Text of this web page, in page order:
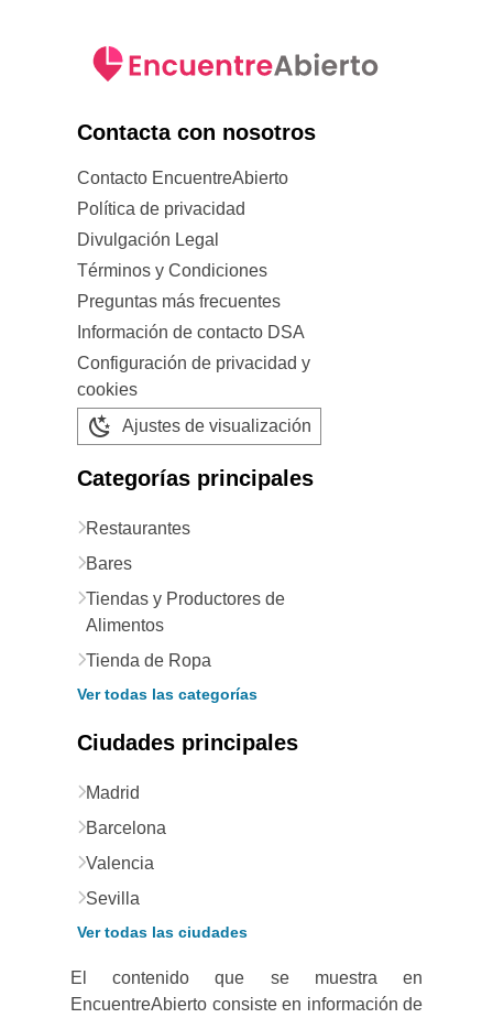
Contacta con nosotros
Contacto EncuentreAbierto
Política de privacidad
Divulgación Legal
Términos y Condiciones
Preguntas más frecuentes
Información de contacto DSA
Configuración de privacidad y
cookies
Ajustes de visualización
Categorías principales
Restaurantes
Bares
Tiendas y Productores de
Alimentos
Tienda de Ropa
Ver todas las categorías
Ciudades principales
Madrid
Barcelona
Valencia
Sevilla
Ver todas las ciudades
El contenido que se muestra en
EncuentreAbierto consiste en información de